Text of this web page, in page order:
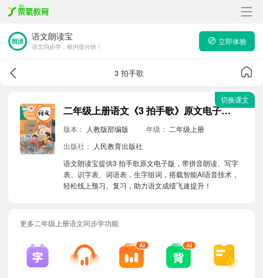
语文朗读宝
语文同步学，校内提分快！
立即体验
3 拍手歌
二年级上册语文《3 拍手歌》原文电子版带拼音朗读音频
版本： 人教版部编版 年级： 二年级上册
出版社：
人民教育出版社
语文朗读宝提供3 拍手歌原文电子版，带拼音朗读、写字
表、识字表、词语表，生字组词，搭载智能AI语音技术，
轻松线上预习、复习，助力语文成绩飞速提升！
切换课文
更多二年级上册语文同步学功能